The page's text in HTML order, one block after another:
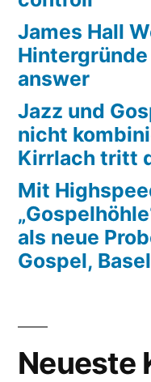
James Hall
Hintergründe
answer
Jazz und
nicht
Kirrlach tritt
Mit
als neue
Gospel, Basel
Neueste